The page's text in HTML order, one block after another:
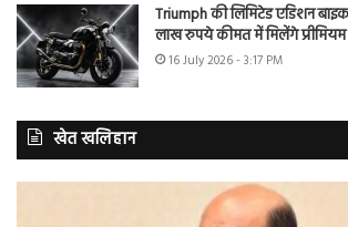
Triumph की लिमिटेड एडिशन
लाख रुपये कीमत में मिलेंगे प्रीमियम
16 July 2026 - 3:17 PM
खेत खलिहान